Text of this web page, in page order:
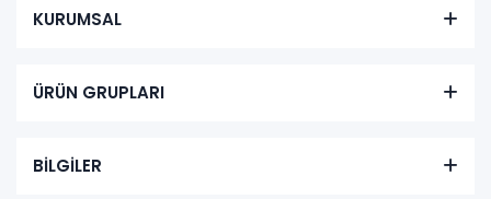
KURUMSAL
ÜRÜN GRUPLARI
BİLGİLER